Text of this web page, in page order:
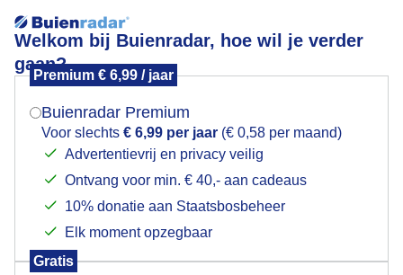
Welkom bij Buienradar, hoe wil je verder
gaan?
Premium € 6,99 / jaar
Buienradar Premium
Voor slechts € 6,99 per jaar (€ 0,58 per maand)
Advertentievrij en privacy veilig
Ontvang voor min. € 40,- aan cadeaus
10% donatie aan Staatsbosbeheer
Elk moment opzegbaar
Gratis
weinig wind..meest grijs weer maar ook
opklaringen...
Mogen we je locatie gebruiken voor het
Indien je hier nog geen akkoord op hebt gegeven,
verschijnt er zo een pop-up uit je browser waarin
Is goed, toon de popup